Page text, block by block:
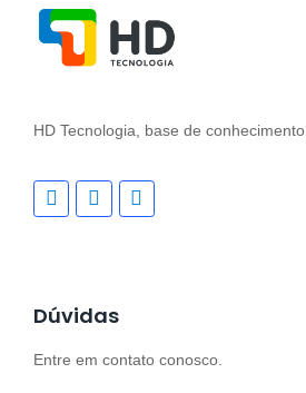
HD Tecnologia, base de conhecimento.
Dúvidas
Entre em contato conosco.